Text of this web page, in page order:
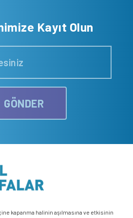
Kayıt Olun
GÖNDER
kapanma halinin aşılmasına ve etkisinin